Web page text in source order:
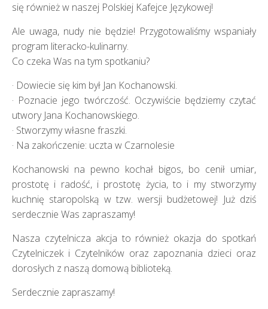
się również w naszej Polskiej Kafejce Językowej!
Ale uwaga, nudy nie będzie! Przygotowaliśmy wspaniały
program literacko-kulinarny.
Co czeka Was na tym spotkaniu?
· Dowiecie się kim był Jan Kochanowski.
· Poznacie jego twórczość. Oczywiście będziemy czytać
utwory Jana Kochanowskiego.
· Stworzymy własne fraszki.
· Na zakończenie: uczta w Czarnolesie
Kochanowski na pewno kochał bigos, bo cenił umiar,
prostotę i radość, i prostotę życia, to i my stworzymy
kuchnię staropolską w tzw. wersji budżetowej! Już dziś
serdecznie Was zapraszamy!
Nasza czytelnicza akcja to również okazja do spotkań
Czytelniczek i Czytelników oraz zapoznania dzieci oraz
dorosłych z naszą domową biblioteką.
Serdecznie zapraszamy!